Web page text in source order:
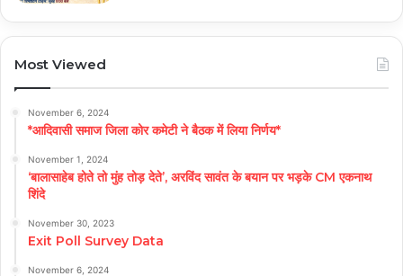
Most Viewed
November 6, 2024
*आदिवासी समाज जिला कोर कमेटी ने बैठक में लिया निर्णय*
November 1, 2024
‘बालासाहेब होते तो मुंह तोड़ देते’, अरविंद सावंत के बयान पर भड़के CM एकनाथ
शिंदे
November 30, 2023
Exit Poll Survey Data
November 6, 2024